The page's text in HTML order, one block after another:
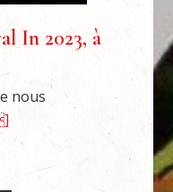
In 2023, à
nous